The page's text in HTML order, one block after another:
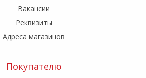
Вакансии
Реквизиты
Адреса магазинов
Покупателю